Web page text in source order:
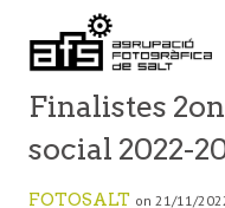
Finalistes
social 2022-
FOTOSALT on 21/11/